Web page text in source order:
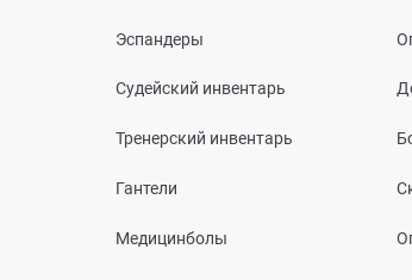
Эспандеры
Судейский инвентарь
Тренерский инвентарь
Гантели
Медицинболы